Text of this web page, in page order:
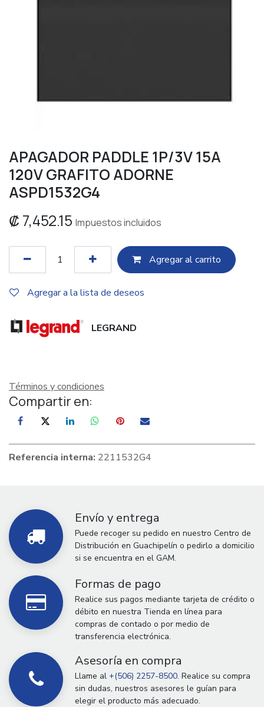
APAGADOR PADDLE 1P/3V 15A
120V GRAFITO ADORNE
ASPD1532G4
₡ 7,452.15 Impuestos incluidos
Agregar al c​​arrito
Agregar a la lista de deseos
LEGRAND
Términos y condiciones
Compartir en:
Referencia interna: 2211532G4
Envío y entrega
Puede recoger su pedido en nuestro Centro de
Distribución en Guachipelín o pedirlo a domicilio
si se encuentra en el GAM.
Formas de pago
Realice sus pagos mediante tarjeta de crédito o
débito en nuestra Tienda en línea para
compras de contado o por medio de
transferencia electrónica.
Asesoría en compra
Llame al +(506) 2257-8500. Realice su compra
sin dudas, nuestros asesores le guían para
elegir el producto más adecuado.